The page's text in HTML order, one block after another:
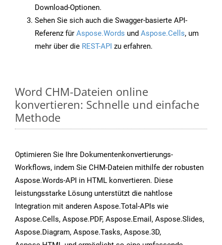
Download-Optionen.
Sehen Sie sich auch die Swagger-basierte API-
Referenz für Aspose.Words und Aspose.Cells, um
mehr über die REST-API zu erfahren.
Word CHM-Dateien online
konvertieren: Schnelle und einfache
Methode
Optimieren Sie Ihre Dokumentenkonvertierungs-
Workflows, indem Sie CHM-Dateien mithilfe der robusten
Aspose.Words-API in HTML konvertieren. Diese
leistungsstarke Lösung unterstützt die nahtlose
Integration mit anderen Aspose.Total-APIs wie
Aspose.Cells, Aspose.PDF, Aspose.Email, Aspose.Slides,
Aspose.Diagram, Aspose.Tasks, Aspose.3D,